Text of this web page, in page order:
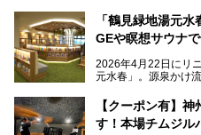
当初の計画から約5
サウナ・岩盤浴・フ
を融合した、これま
今回はオープン前の
サウナー注目の3種
高い岩盤浴エリア、
スマシンなど、見ど
「鶴見緑地湯元
GEや瞑想サウナ
2026年4月22日にリ
元水春」。源泉かけ
に“一日中くつろげ
今回のリニューアル
【クーポン有】
す！本場チムジル